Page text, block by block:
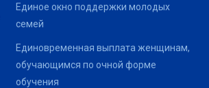
Единое окно поддержки молодых
семей
Единовременная выплата женщинам,
обучающимся по очной форме
обучения